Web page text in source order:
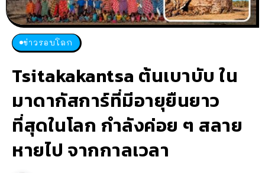
ข่าวรอบโลก
Tsitakakantsa ต้นเบาบับ ใน
มาดากัสการ์ที่มีอายุยืนยาว
ที่สุดในโลก กำลังค่อย ๆ สลาย
หายไป จากกาลเวลา